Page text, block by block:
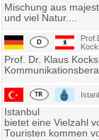
Mischung aus
und viel Natur....
Prof. Dr. Klaus
Istanbul
bietet eine Vielzahl
Touristen kommen